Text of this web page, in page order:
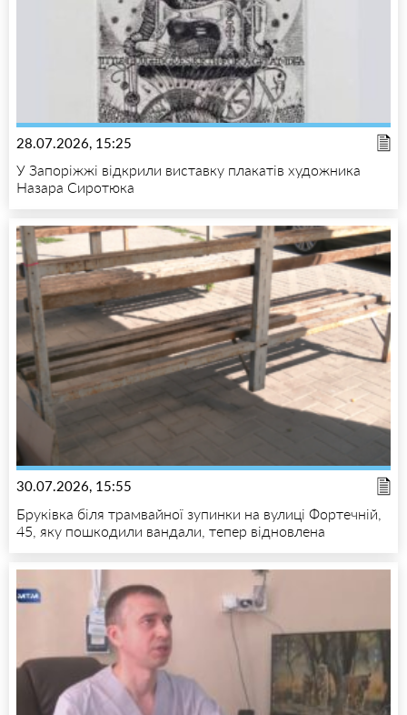
28.07.2026, 15:25
У Запоріжжі відкрили виставку плакатів художника
Назара Сиротюка
30.07.2026, 15:55
Бруківка біля трамвайної зупинки на вулиці Фортечній,
45, яку пошкодили вандали, тепер відновлена